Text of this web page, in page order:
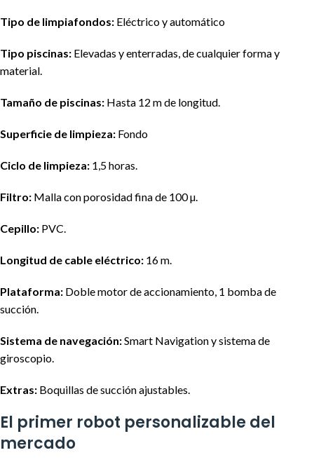
Tipo de limpiafondos: Eléctrico y automático
Tipo piscinas: Elevadas y enterradas, de cualquier forma y
material.
Tamaño de piscinas: Hasta 12 m de longitud.
Superficie de limpieza: Fondo
Ciclo de limpieza: 1,5 horas.
Filtro: Malla con porosidad fina de 100 µ.
Cepillo: PVC.
Longitud de cable eléctrico: 16 m.
Plataforma: Doble motor de accionamiento, 1 bomba de
succión.
Sistema de navegación:Smart Navigation y sistema de
giroscopio.
Extras: Boquillas de succión ajustables.
El primer robot personalizable del
mercado